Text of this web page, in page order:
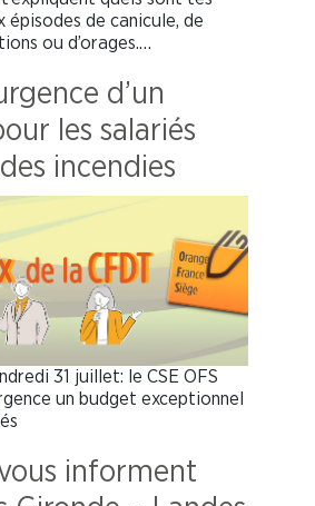
de canicule, de
ou d’orages.…
d’un
les salariés
incendies
31 juillet: le CSE OFS
un budget exceptionnel
informent